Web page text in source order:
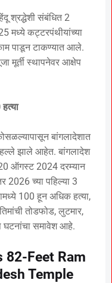
श्रद्धेशी संबंधित 2
मध्ये कट्टरपंथीयांच्या
पाडून टाकण्यात आले.
मूर्ती स्थापनेवर आक्षेप
बांगलादेशात
झाले आहेत. बांगलादेश
20 ऑगस्ट 2024 दरम्यान
च्या पहिल्या 3
100 हून अधिक हत्या,
तोडफोड, लुटमार,
घटनांचा समावेश आहे.
82-Feet Ram
Temple